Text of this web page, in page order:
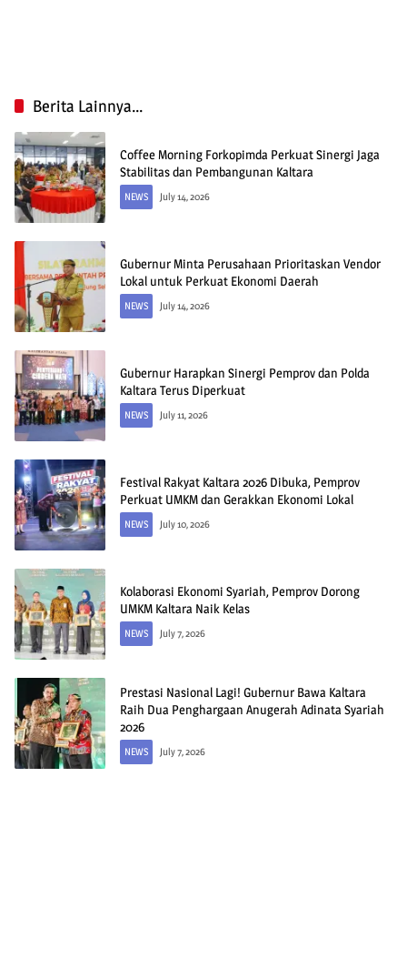
Berita Lainnya...
Coffee Morning Forkopimda Perkuat Sinergi Jaga
Stabilitas dan Pembangunan Kaltara
NEWS July 14, 2026
Gubernur Minta Perusahaan Prioritaskan Vendor
Lokal untuk Perkuat Ekonomi Daerah
NEWS July 14, 2026
Gubernur Harapkan Sinergi Pemprov dan Polda
Kaltara Terus Diperkuat
NEWS July 11, 2026
Festival Rakyat Kaltara 2026 Dibuka, Pemprov
Perkuat UMKM dan Gerakkan Ekonomi Lokal
NEWS July 10, 2026
Kolaborasi Ekonomi Syariah, Pemprov Dorong
UMKM Kaltara Naik Kelas
NEWS July 7, 2026
Prestasi Nasional Lagi! Gubernur Bawa Kaltara
Raih Dua Penghargaan Anugerah Adinata Syariah
2026
NEWS July 7, 2026